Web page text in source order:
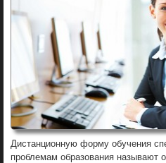
Дистанционную форму обучения
проблемам образования называют